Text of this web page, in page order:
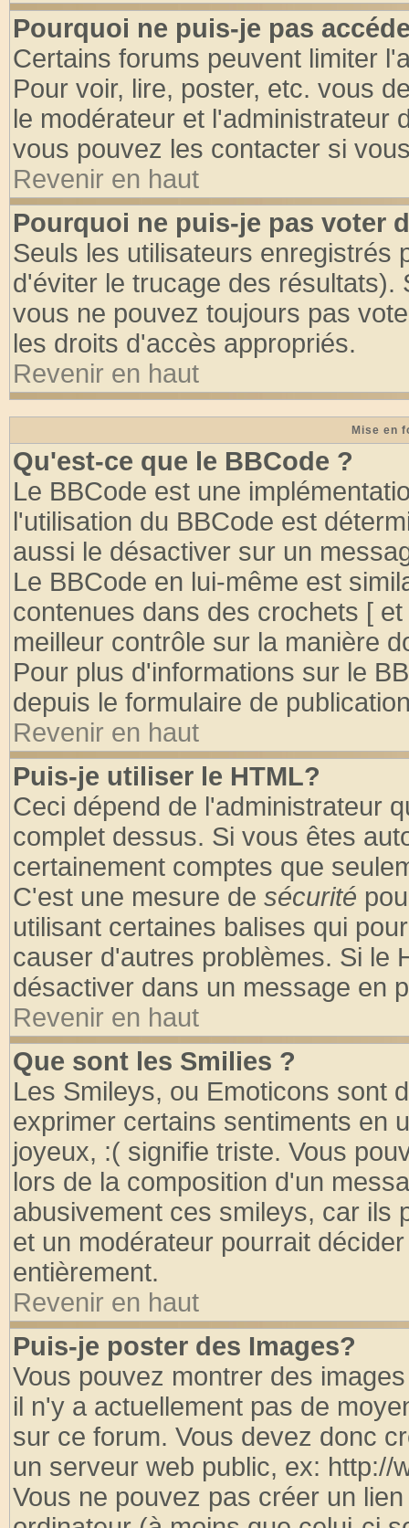
Pourquoi ne puis-je pas
Certains forums peuvent limiter
Pour voir, lire, poster, etc. vous
le modérateur et l'administrateur
vous pouvez les contacter si
Revenir en haut
Pourquoi ne puis-je pas voter
Seuls les utilisateurs enregistrés
d'éviter le trucage des
vous ne pouvez toujours pas
les droits d'accès appropriés.
Revenir en haut
Mise en
Qu'est-ce que le BBCode ?
Le BBCode est une
l'utilisation du BBCode est
aussi le désactiver sur un
Le BBCode en lui-même est
contenues dans des crochets [
meilleur contrôle sur la manière
Pour plus d'informations sur le
depuis le formulaire de
Revenir en haut
Puis-je utiliser le HTML?
Ceci dépend de l'administrateur
complet dessus. Si vous êtes
certainement comptes que
C'est une mesure de sécurité
utilisant certaines balises qui
causer d'autres problèmes. Si le
désactiver dans un message en
Revenir en haut
Que sont les Smilies ?
Les Smileys, ou Emoticons sont
exprimer certains sentiments en
joyeux, :( signifie triste. Vous
lors de la composition d'un
abusivement ces smileys, car ils
et un modérateur pourrait
entièrement.
Revenir en haut
Puis-je poster des Images?
Vous pouvez montrer des
il n'y a actuellement pas de
sur ce forum. Vous devez donc
un serveur web public, ex: http://
Vous ne pouvez pas créer un